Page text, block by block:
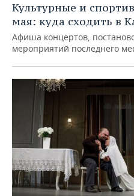
Культурные и
мая: куда сходить в
Афиша концертов,
мероприятий последнего